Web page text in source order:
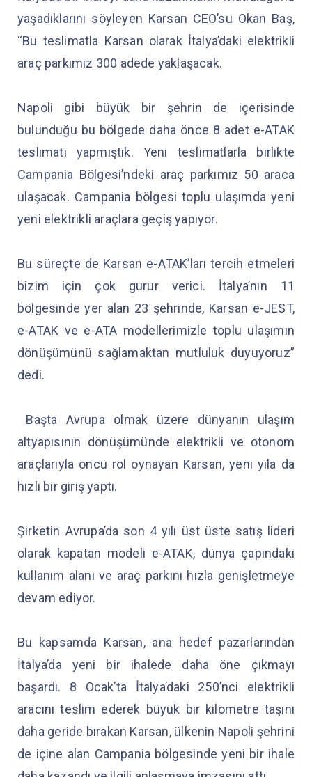
yaşadıklarını söyleyen Karsan CEO’su Okan Baş,
“Bu teslimatla Karsan olarak İtalya’daki elektrikli
araç parkımız 300 adede yaklaşacak.
Napoli gibi büyük bir şehrin de içerisinde
bulunduğu bu bölgede daha önce 8 adet e-ATAK
teslimatı yapmıştık. Yeni teslimatlarla birlikte
Campania Bölgesi’ndeki araç parkımız 50 araca
ulaşacak. Campania bölgesi toplu ulaşımda yeni
yeni elektrikli araçlara geçiş yapıyor.
Bu süreçte de Karsan e-ATAK’ları tercih etmeleri
bizim için çok gurur verici. İtalya’nın 11
bölgesinde yer alan 23 şehrinde, Karsan e-JEST,
e-ATAK ve e-ATA modellerimizle toplu ulaşımın
dönüşümünü sağlamaktan mutluluk duyuyoruz”
dedi.
Başta Avrupa olmak üzere dünyanın ulaşım
altyapısının dönüşümünde elektrikli ve otonom
araçlarıyla öncü rol oynayan Karsan, yeni yıla da
hızlı bir giriş yaptı.
Şirketin Avrupa’da son 4 yılı üst üste satış lideri
olarak kapatan modeli e-ATAK, dünya çapındaki
kullanım alanı ve araç parkını hızla genişletmeye
devam ediyor.
Bu kapsamda Karsan, ana hedef pazarlarından
İtalya’da yeni bir ihalede daha öne çıkmayı
başardı. 8 Ocak’ta İtalya’daki 250’nci elektrikli
aracını teslim ederek büyük bir kilometre taşını
daha geride bırakan Karsan, ülkenin Napoli şehrini
de içine alan Campania bölgesinde yeni bir ihale